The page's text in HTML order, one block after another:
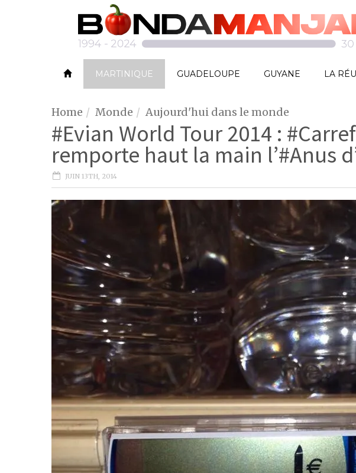
MARTINIQUE GUADELOUPE GUYANE LA
Home Monde Aujourd'hui dans le monde
#Evian World Tour 2014 :
remporte haut la main l’#Anus
JUIN 13TH, 2014